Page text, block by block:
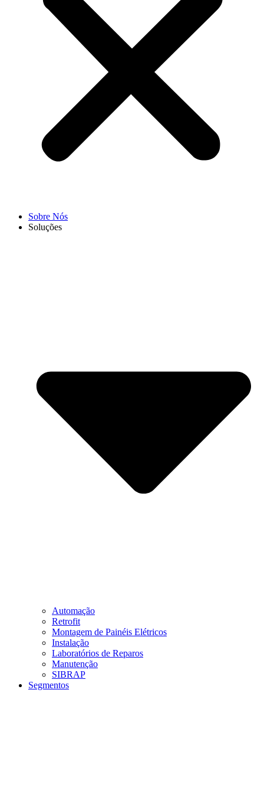
Sobre Nós
Soluções
Automação
Retrofit
Montagem de Painéis Elétricos
Instalação
Laboratórios de Reparos
Manutenção
SIBRAP
Segmentos